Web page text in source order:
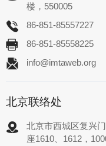
楼，550005
86-851-85557227
86-851-85558225
info@imtaweb.org
北京联络处
北京市西城区复兴
座1610、1612，